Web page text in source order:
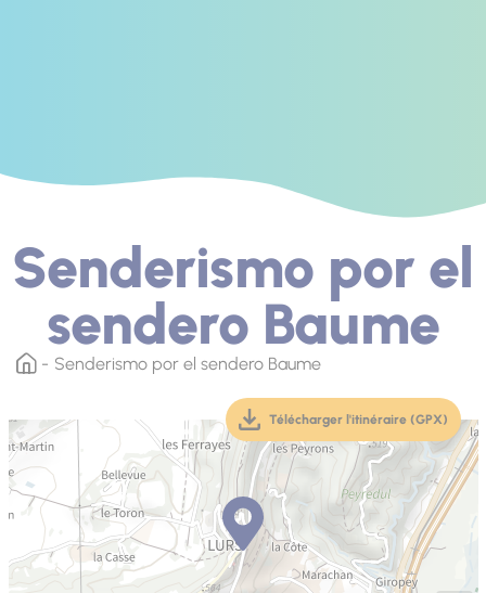
Senderismo por el
sendero Baume
Senderismo por el sendero Baume
Télécharger l'itinéraire (GPX)
(téléchargement,